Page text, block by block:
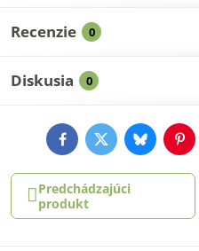
Recenzie 0
Diskusia 0
FacebookTwitterBluesky
Predchádzajúci
produkt